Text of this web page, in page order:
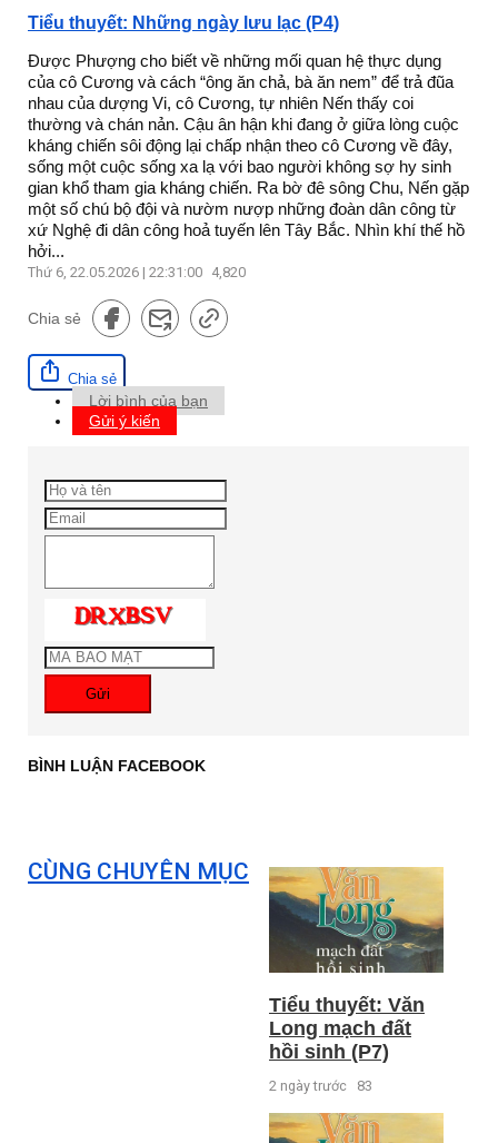
Tiểu thuyết: Những ngày lưu lạc (P4)
Được Phượng cho biết về những mối quan hệ thực dụng
của cô Cương và cách “ông ăn chả, bà ăn nem” để trả đũa
nhau của dượng Vi, cô Cương, tự nhiên Nến thấy coi
thường và chán nản. Cậu ân hận khi đang ở giữa lòng cuộc
kháng chiến sôi động lại chấp nhận theo cô Cương về đây,
sống một cuộc sống xa lạ với bao người không sợ hy sinh
gian khổ tham gia kháng chiến. Ra bờ đê sông Chu, Nến gặp
một số chú bộ đội và nườm nượp những đoàn dân công từ
xứ Nghệ đi dân công hoả tuyến lên Tây Bắc. Nhìn khí thế hồ
hởi...
Thứ 6, 22.05.2026 | 22:31:00 4,820
Chia sẻ
Chia sẻ
Lời bình của bạn
Gửi ý kiến
Gửi
BÌNH LUẬN FACEBOOK
CÙNG CHUYÊN MỤC
Tiểu thuyết: Văn
Long mạch đất
hồi sinh (P7)
2 ngày trước 83